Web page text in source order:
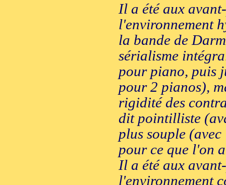
Il a été aux
l'environnement
la bande de
sérialisme
pour piano, puis
pour 2 pianos),
rigidité des
dit pointilliste
plus souple
pour ce que l'on
Il a été aux
l'environnement